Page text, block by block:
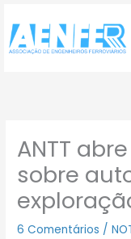
para
conteúdo
ANTT
sobre
6 Comentários /